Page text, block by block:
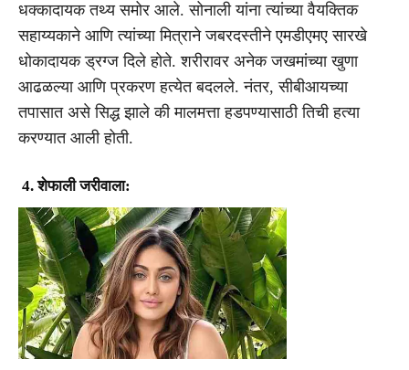
धक्कादायक तथ्य समोर आले. सोनाली यांना त्यांच्या वैयक्तिक
सहाय्यकाने आणि त्यांच्या मित्राने जबरदस्तीने एमडीएमए सारखे
धोकादायक ड्रग्ज दिले होते. शरीरावर अनेक जखमांच्या खुणा
आढळल्या आणि प्रकरण हत्येत बदलले. नंतर, सीबीआयच्या
तपासात असे सिद्ध झाले की मालमत्ता हडपण्यासाठी तिची हत्या
करण्यात आली होती.
4. शेफाली जरीवाला: